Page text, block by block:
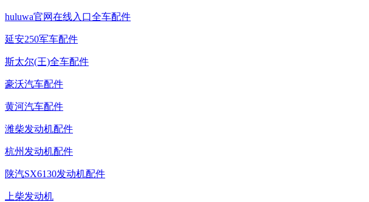
huluwa官网在线入口全车配件
延安250军车配件
斯太尔(王)全车配件
豪沃汽车配件
黄河汽车配件
潍柴发动机配件
杭州发动机配件
陕汽SX6130发动机配件
上柴发动机